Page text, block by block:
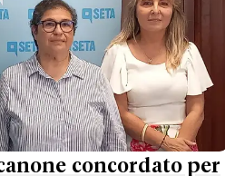
concordato per